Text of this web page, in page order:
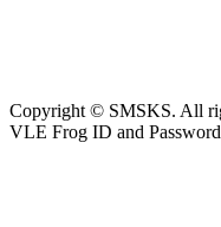
Copyright © SMSKS. All
VLE Frog ID and Password